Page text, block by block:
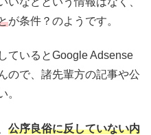
が条件？のようです。
ているとGoogle Adsense
ので、諸先輩方の記事や公
。
公序良俗に反していない内